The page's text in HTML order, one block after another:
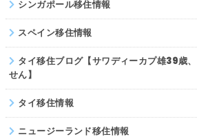
シンガポール移住情報
スペイン移住情報
タイ移住ブログ【サワディーカプ雄39歳
せん】
タイ移住情報
ニュージーランド移住情報